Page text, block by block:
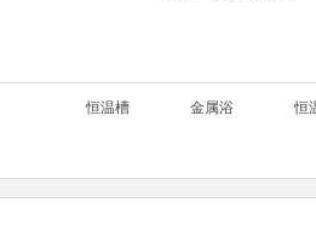
恒温槽 金属浴 恒